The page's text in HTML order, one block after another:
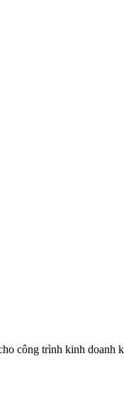
công trình kinh doanh